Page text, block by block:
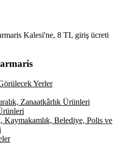
Kalesi'ne, 8 TL giriş ücreti
Yerler
Zanaatkârlık Ürünleri
Belediye, Polis ve